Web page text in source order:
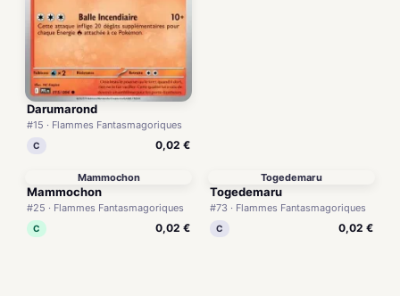
Darumarond
#15 · Flammes Fantasmagoriques
C 0,02 €
Mammochon
Mammochon
#25 · Flammes Fantasmagoriques
C 0,02 €
Togedemaru
Togedemaru
#73 · Flammes Fantasmagoriques
C 0,02 €